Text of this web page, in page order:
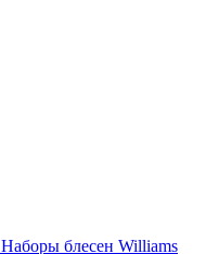
Наборы блесен Williams